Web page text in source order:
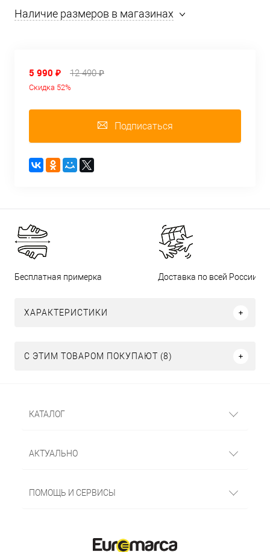
Наличие размеров в магазинах
5 990 ₽ 12 490 ₽
Скидка 52%
Подписаться
Бесплатная примерка Доставка по всей России
ХАРАКТЕРИСТИКИ
С ЭТИМ ТОВАРОМ ПОКУПАЮТ (8)
КАТАЛОГ
АКТУАЛЬНО
ПОМОЩЬ И СЕРВИСЫ